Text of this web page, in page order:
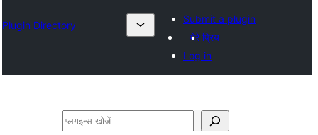
Plugin Directory
Submit a plugin
मेरे प्रिय
Log in
खोजें